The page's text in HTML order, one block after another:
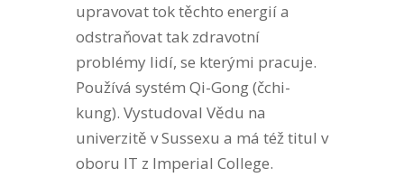
upravovat tok těchto energií a
odstraňovat tak zdravotní
problémy lidí, se kterými pracuje.
Používá systém Qi-Gong (čchi-
kung). Vystudoval Vědu na
univerzitě v Sussexu a má též titul v
oboru IT z Imperial College.